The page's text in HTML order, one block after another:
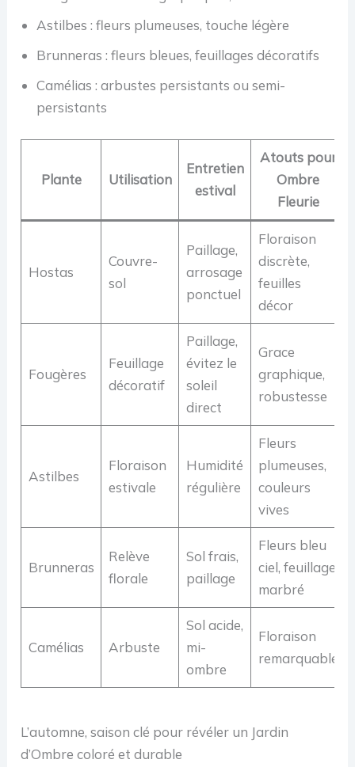
Astilbes : fleurs plumeuses, touche légère
Brunneras : fleurs bleues, feuillages décoratifs
Camélias : arbustes persistants ou semi-
persistants
Plante Utilisation
Entretien
estival
Atouts pour
Ombre
Fleurie
Hostas
Couvre-
sol
Paillage,
arrosage
ponctuel
Floraison
discrète,
feuilles
décor
Fougères
Feuillage
décoratif
Paillage,
évitez le
soleil
direct
Grace
graphique,
robustesse
Astilbes
Floraison
estivale
Humidité
régulière
Fleurs
plumeuses,
couleurs
vives
Brunneras
Relève
florale
Sol frais,
paillage
Fleurs bleu
ciel, feuillage
marbré
Camélias Arbuste
Sol acide,
mi-
ombre
Floraison
remarquable
L’automne, saison clé pour révéler un Jardin
d’Ombre coloré et durable